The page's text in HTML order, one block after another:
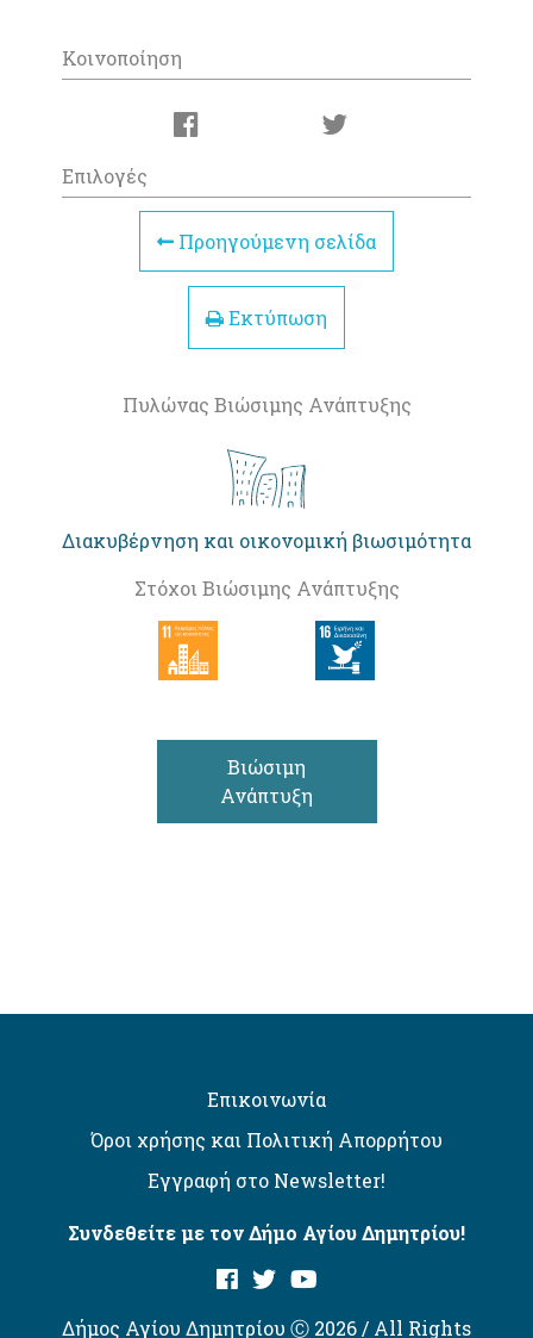
Κοινοποίηση
Επιλογές
Προηγούμενη σελίδα
Εκτύπωση
Πυλώνας Βιώσιμης Ανάπτυξης
Διακυβέρνηση και οικονομική βιωσιμότητα
Στόχοι Βιώσιμης Ανάπτυξης
Βιώσιμη
Ανάπτυξη
Επικοινωνία
Όροι χρήσης και Πολιτική Απορρήτου
Εγγραφή στο Newsletter!
Συνδεθείτε με τον Δήμο Αγίου Δημητρίου!
Δήμος Αγίου Δημητρίου Ⓒ 2026 / All Rights